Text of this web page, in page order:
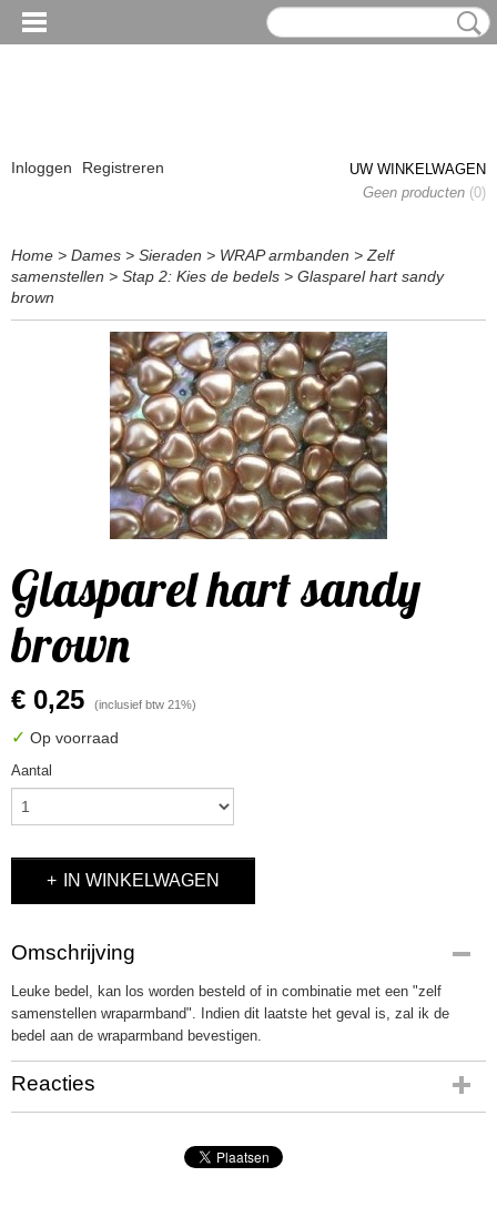
Inloggen Registreren
UW WINKELWAGEN
Geen producten (0)
Home > Dames > Sieraden > WRAP armbanden > Zelf
samenstellen > Stap 2: Kies de bedels > Glasparel hart sandy
brown
Glasparel hart sandy
brown
€ 0,25 (inclusief btw 21%)
✓ Op voorraad
Aantal
IN WINKELWAGEN
Omschrijving
Leuke bedel, kan los worden besteld of in combinatie met een "zelf
samenstellen wraparmband". Indien dit laatste het geval is, zal ik de
bedel aan de wraparmband bevestigen.
Reacties